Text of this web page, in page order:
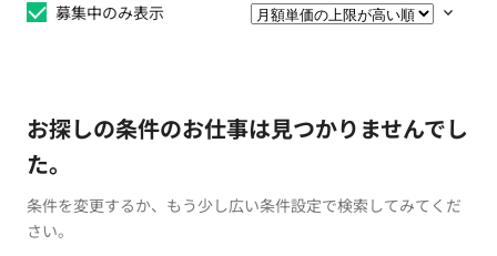
募集中のみ表示
お探しの条件のお仕事は見つかりませんでし
た。
条件を変更するか、もう少し広い条件設定で検索してみてくだ
さい。